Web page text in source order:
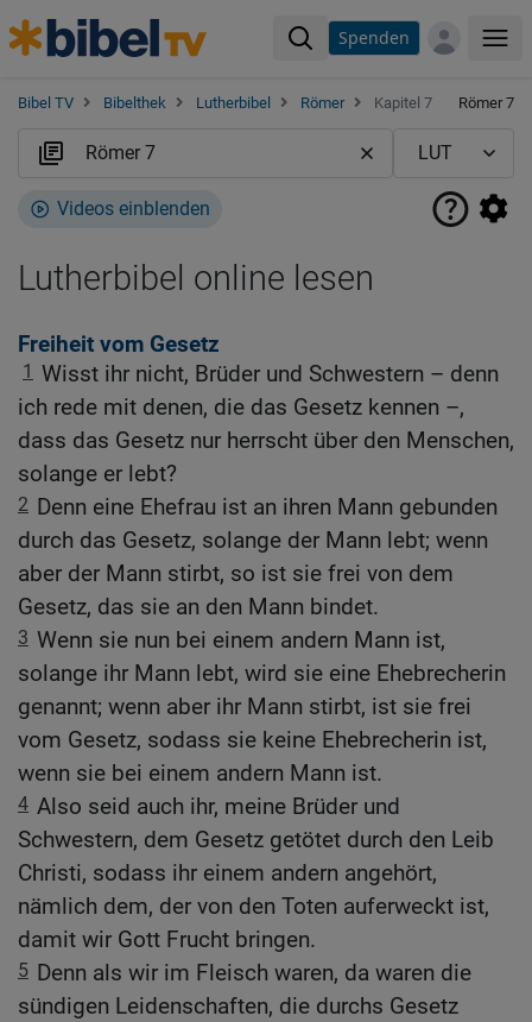
Spenden
Bibel TV Bibelthek Lutherbibel Römer Kapitel 7 Römer 7
Videos einblenden
Lutherbibel online lesen
Freiheit vom Gesetz
1 Wisst ihr nicht, Brüder und Schwestern – denn
ich rede mit denen, die das Gesetz kennen –,
dass das Gesetz nur herrscht über den Menschen,
solange er lebt?
2 Denn eine Ehefrau ist an ihren Mann gebunden
durch das Gesetz, solange der Mann lebt; wenn
aber der Mann stirbt, so ist sie frei von dem
Gesetz, das sie an den Mann bindet.
3 Wenn sie nun bei einem andern Mann ist,
solange ihr Mann lebt, wird sie eine Ehebrecherin
genannt; wenn aber ihr Mann stirbt, ist sie frei
vom Gesetz, sodass sie keine Ehebrecherin ist,
wenn sie bei einem andern Mann ist.
4 Also seid auch ihr, meine Brüder und
Schwestern, dem Gesetz getötet durch den Leib
Christi, sodass ihr einem andern angehört,
nämlich dem, der von den Toten auferweckt ist,
damit wir Gott Frucht bringen.
5 Denn als wir im Fleisch waren, da waren die
sündigen Leidenschaften, die durchs Gesetz